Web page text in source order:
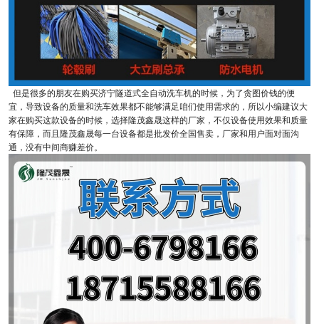
但是很多的朋友在购买济宁隧道式全自动洗车机的时候，为了贪图价钱的便
宜，导致设备的质量和洗车效果都不能够满足咱们使用需求的，所以小编建议大
家在购买这款设备的时候，选择隆茂鑫晟这样的厂家，不仅设备使用效果和质量
有保障，而且隆茂鑫晟每一台设备都是批发价全国售卖，厂家和用户面对面沟
通，没有中间商赚差价。